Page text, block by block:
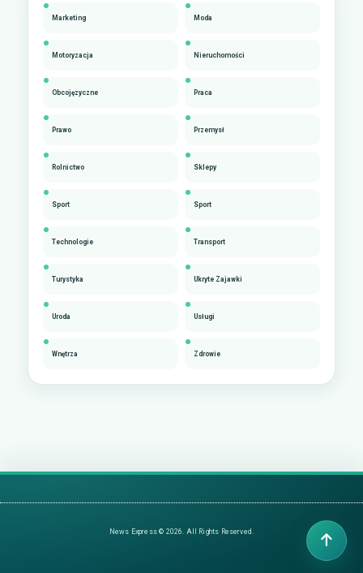
Marketing Moda
Motoryzacja Nieruchomości
Obcojęzyczne Praca
Prawo Przemysł
Rolnictwo Sklepy
Sport Sport
Technologie Transport
Turystyka Ukryte Zajawki
Uroda Usługi
Wnętrza Zdrowie
News Express © 2026. All Rights Reserved.